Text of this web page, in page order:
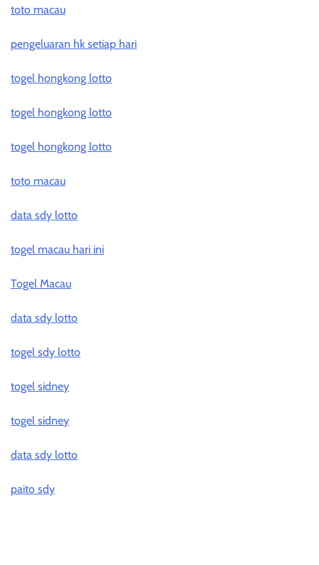
toto macau
pengeluaran hk setiap hari
togel hongkong lotto
togel hongkong lotto
togel hongkong lotto
toto macau
data sdy lotto
togel macau hari ini
Togel Macau
data sdy lotto
togel sdy lotto
togel sidney
togel sidney
data sdy lotto
paito sdy